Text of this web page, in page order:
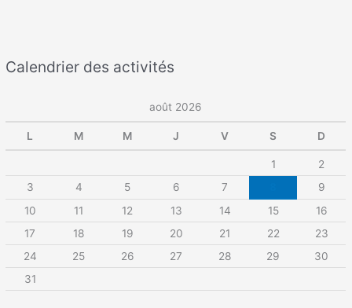
Calendrier des activités
août 2026
L M M J V S D
1
2
3
4 5 6 7
9
10
11 12 13 14 15
16
17
18 19 20 21 22
23
24
25 26 27 28 29
30
31